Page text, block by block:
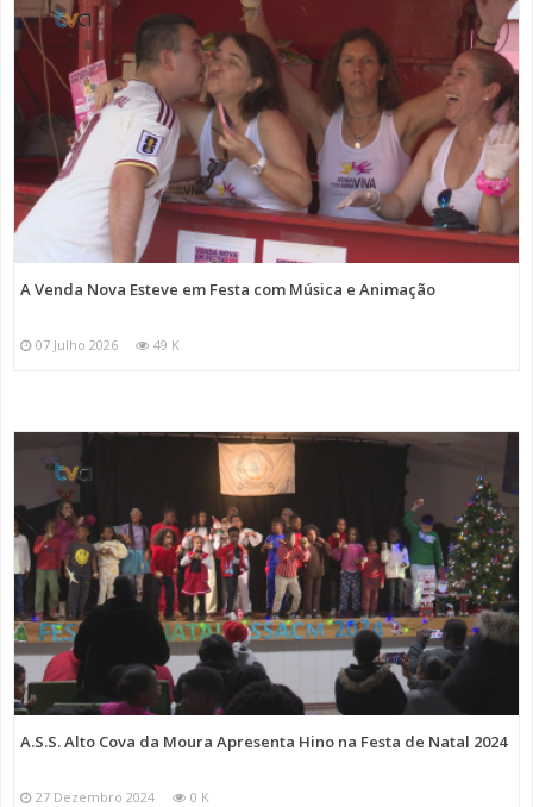
A Venda Nova Esteve em Festa com Música e Animação
07 Julho 2026 49 K
A.S.S. Alto Cova da Moura Apresenta Hino na Festa de Natal 2024
27 Dezembro 2024 0 K